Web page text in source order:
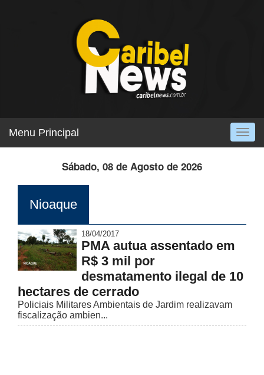
Menu Principal
Sábado, 08 de Agosto de 2026
Nioaque
18/04/2017
PMA autua assentado em
R$ 3 mil por
desmatamento ilegal de 10
hectares de cerrado
Policiais Militares Ambientais de Jardim realizavam
fiscalização ambien...